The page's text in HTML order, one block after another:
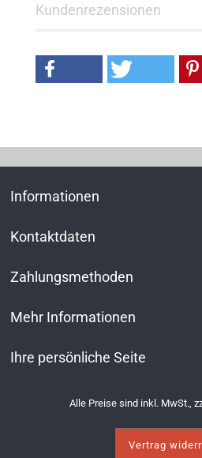
Kundenrezensionen
Informationen
Kontaktdaten
Zahlungsmethoden
Mehr Informationen
Ihre persönliche Seite
Alle Preise sind inkl. MwSt.,
Vertrag